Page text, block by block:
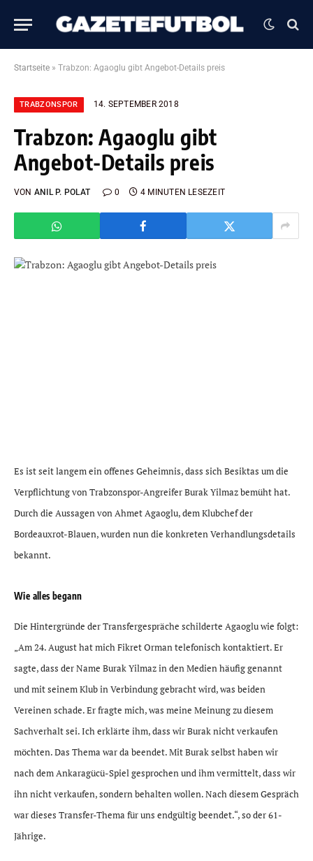
Startseite » Trabzon: Agaoglu gibt Angebot-Details preis
TRABZONSPOR 14. SEPTEMBER 2018
Trabzon: Agaoglu gibt
Angebot-Details preis
VON ANIL P. POLAT 0 4 MINUTEN LESEZEIT
Es ist seit langem ein offenes Geheimnis, dass sich Besiktas um die
Verpflichtung von Trabzonspor-Angreifer Burak Yilmaz bemüht hat.
Durch die Aussagen von Ahmet Agaoglu, dem Klubchef der
Bordeauxrot-Blauen, wurden nun die konkreten Verhandlungsdetails
bekannt.
Wie alles begann
Die Hintergründe der Transfergespräche schilderte Agaoglu wie folgt:
„Am 24. August hat mich Fikret Orman telefonisch kontaktiert. Er
sagte, dass der Name Burak Yilmaz in den Medien häufig genannt
und mit seinem Klub in Verbindung gebracht wird, was beiden
Vereinen schade. Er fragte mich, was meine Meinung zu diesem
Sachverhalt sei. Ich erklärte ihm, dass wir Burak nicht verkaufen
möchten. Das Thema war da beendet. Mit Burak selbst haben wir
nach dem Ankaragücü-Spiel gesprochen und ihm vermittelt, dass wir
ihn nicht verkaufen, sondern behalten wollen. Nach diesem Gespräch
war dieses Transfer-Thema für uns endgültig beendet.“, so der 61-
Jährige.